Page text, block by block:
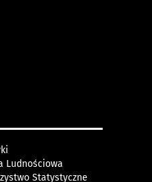
Ludnościowa
Statystyczne